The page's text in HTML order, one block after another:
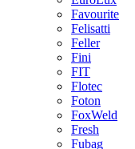
Favourite
Felisatti
Feller
Fini
FIT
Flotec
Foton
FoxWeld
Fresh
Fubag